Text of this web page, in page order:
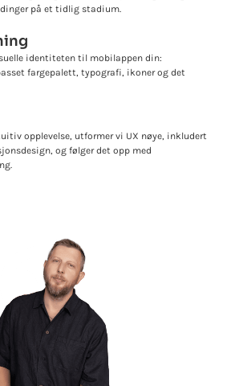
på et tidlig stadium.
identiteten til mobilappen din:
fargepalett, typografi, ikoner og det
opplevelse, utformer vi UX nøye, inkludert
og følger det opp med